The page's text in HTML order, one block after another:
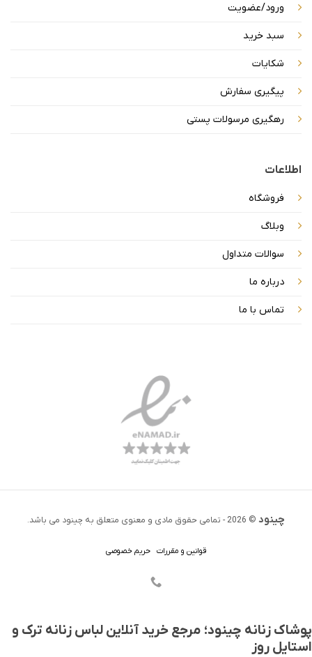
ورود/عضویت
سبد خرید
شکایات
پیگیری سفارش
رهگیری مرسولات پستی
اطلاعات
فروشگاه
وبلاگ
سوالات متداول
درباره ما
تماس با ما
چینود © 2026 - تمامی حقوق مادی و معنوی متعلق به چینود می باشد.
قوانین و مقررات حریم خصوصی
پوشاک زنانه چینود؛ مرجع خرید آنلاین لباس زنانه ترک و
استایل روز